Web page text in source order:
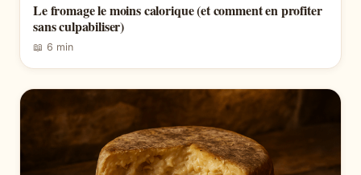
Le fromage le moins calorique (et comment en profiter
sans culpabiliser)
📖 6 min